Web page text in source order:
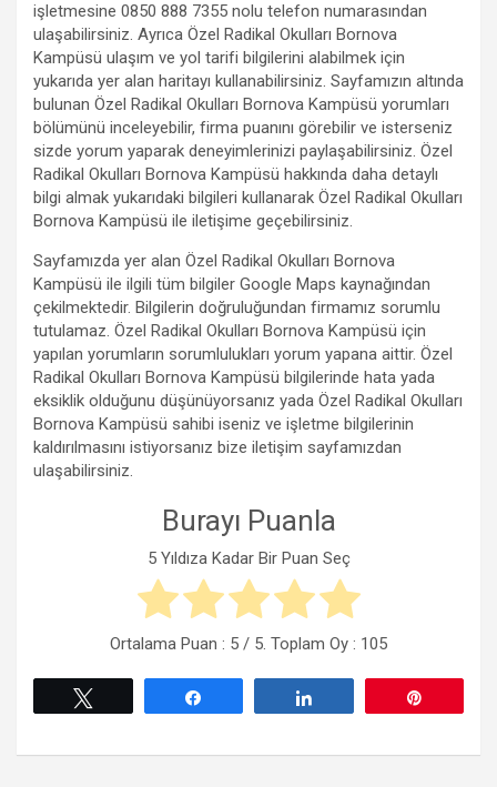
işletmesine 0850 888 7355 nolu telefon numarasından
ulaşabilirsiniz. Ayrıca Özel Radikal Okulları Bornova
Kampüsü ulaşım ve yol tarifi bilgilerini alabilmek için
yukarıda yer alan haritayı kullanabilirsiniz. Sayfamızın altında
bulunan Özel Radikal Okulları Bornova Kampüsü yorumları
bölümünü inceleyebilir, firma puanını görebilir ve isterseniz
sizde yorum yaparak deneyimlerinizi paylaşabilirsiniz. Özel
Radikal Okulları Bornova Kampüsü hakkında daha detaylı
bilgi almak yukarıdaki bilgileri kullanarak Özel Radikal Okulları
Bornova Kampüsü ile iletişime geçebilirsiniz.
Sayfamızda yer alan Özel Radikal Okulları Bornova
Kampüsü ile ilgili tüm bilgiler Google Maps kaynağından
çekilmektedir. Bilgilerin doğruluğundan firmamız sorumlu
tutulamaz. Özel Radikal Okulları Bornova Kampüsü için
yapılan yorumların sorumlulukları yorum yapana aittir. Özel
Radikal Okulları Bornova Kampüsü bilgilerinde hata yada
eksiklik olduğunu düşünüyorsanız yada Özel Radikal Okulları
Bornova Kampüsü sahibi iseniz ve işletme bilgilerinin
kaldırılmasını istiyorsanız bize iletişim sayfamızdan
ulaşabilirsiniz.
Burayı Puanla
5 Yıldıza Kadar Bir Puan Seç
Ortalama Puan : 5 / 5. Toplam Oy : 105